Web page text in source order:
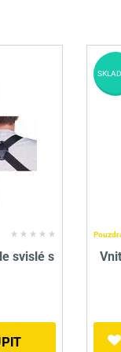
svislé s